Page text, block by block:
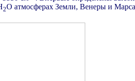
2O атмосферах Земли, Венеры и